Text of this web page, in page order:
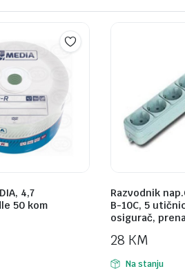
4,7
50 kom
Razvodnik
B-10C, 5
osigurač,
28 KM
Na stanju